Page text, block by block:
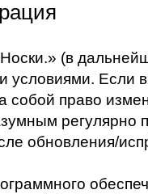
(в
условиями.
право
регулярно
обновления/